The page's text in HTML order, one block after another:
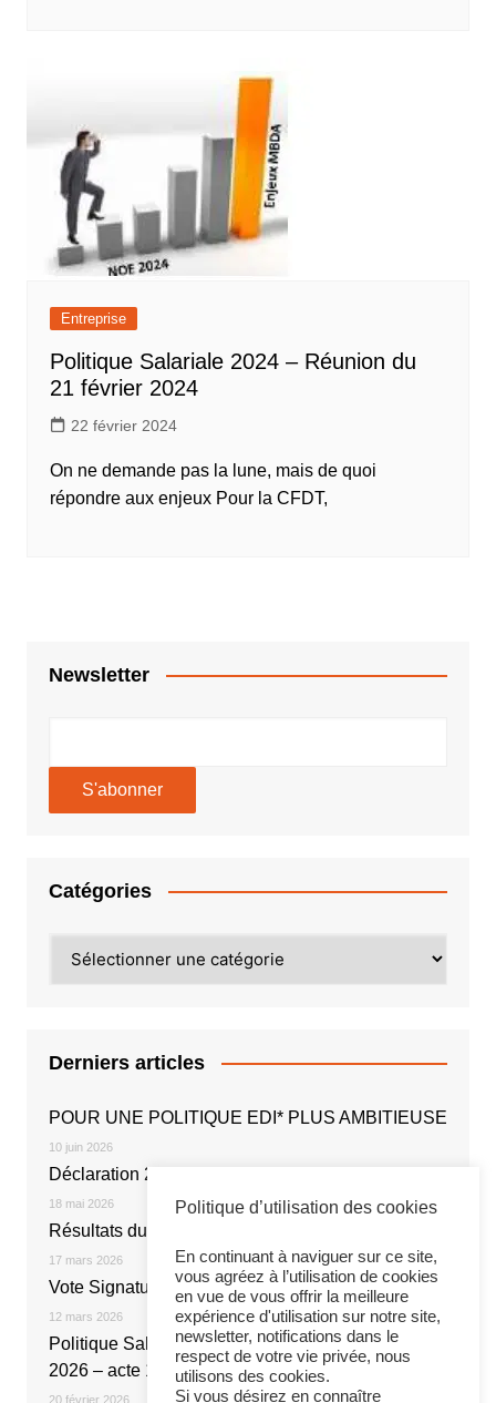
Entreprise
Politique Salariale 2024 – Réunion du
21 février 2024
22 février 2024
On ne demande pas la lune, mais de quoi
répondre aux enjeux Pour la CFDT,
Newsletter
Catégories
Derniers articles
POUR UNE POLITIQUE EDI* PLUS AMBITIEUSE
10 juin 2026
Déclaration 2026
18 mai 2026
Résultats du vote électronique
17 mars 2026
Vote Signature de l’Accord NOE 2026
12 mars 2026
Politique Salariale 2026 : Réunion du 20 février
2026 – acte 1
20 février 2026
Politique d’utilisation des cookies
En continuant à naviguer sur ce site,
vous agréez à l’utilisation de cookies
en vue de vous offrir la meilleure
expérience d'utilisation sur notre site,
newsletter, notifications dans le
respect de votre vie privée, nous
utilisons des cookies.
Si vous désirez en connaître